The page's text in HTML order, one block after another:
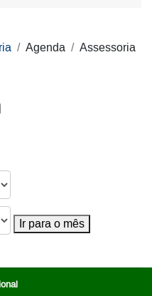
Agenda
Assessoria
Ir para o mês